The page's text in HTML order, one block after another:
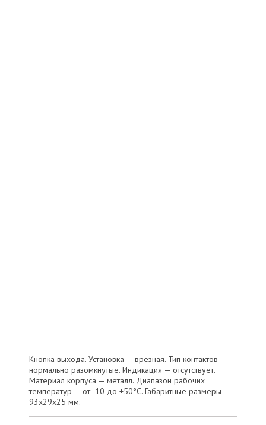
Кнопка выхода. Установка — врезная. Тип контактов —
нормально разомкнутые. Индикация — отсутствует.
Материал корпуса — металл. Диапазон рабочих
температур — от -10 до +50°С. Габаритные размеры —
93х29х25 мм.